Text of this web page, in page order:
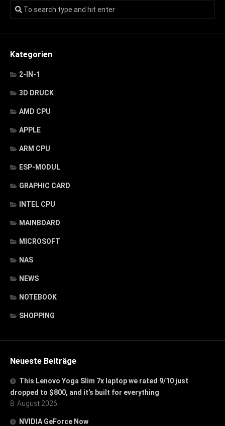
Kategorien
2-IN-1
3D DRUCK
AMD CPU
APPLE
ARM CPU
ESP-MODUL
GRAPHIC CARD
INTEL CPU
MAINBOARD
MICROSOFT
NAS
NEWS
NOTEBOOK
SHOPPING
Neueste Beiträge
This Lenovo Yoga Slim 7x laptop we rated 9/10 just
dropped to $800, and it’s built for everything
8. August 2026
NVIDIA GeForce Now